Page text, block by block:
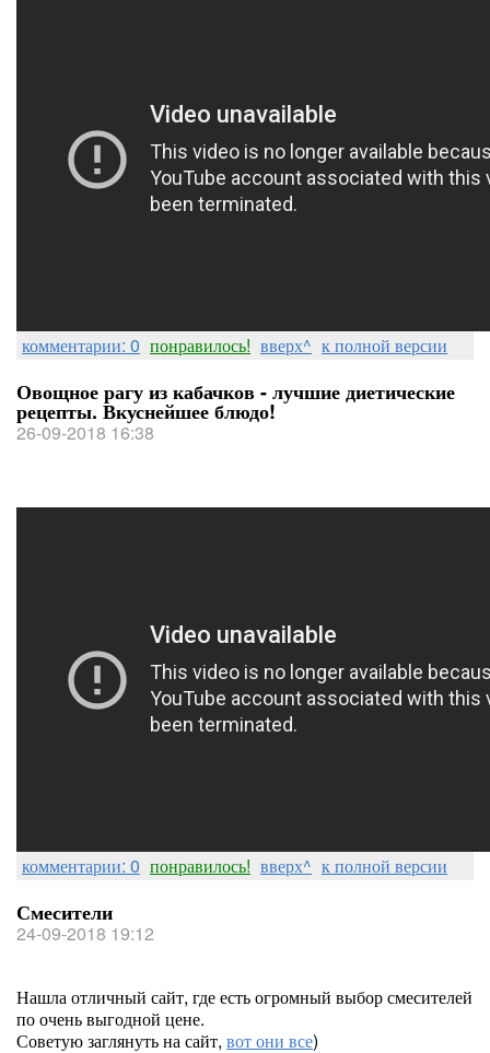
комментарии: 0 понравилось! вверх^ к полной версии
Овощное рагу из кабачков - лучшие диетические
рецепты. Вкуснейшее блюдо!
26-09-2018 16:38
комментарии: 0 понравилось! вверх^ к полной версии
Смесители
24-09-2018 19:12
Нашла отличный сайт, где есть огромный выбор смесителей
по очень выгодной цене.
Советую заглянуть на сайт, вот они все)